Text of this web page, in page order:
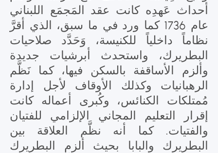
أحداث عَهدِه كانت عقد المَجمَع اللبناني
عام 1736 كما ورد في ما سبق، الذي أقرَّ
نظاماً داخلياً للكنيسة، وَحَدَّد صلاحيات
البطريرك، واستحدث أبرشيات جديدة
وألزم الأساقفة بالسكن فيها، كما نَظَّم
الرهبانيات وكذلك الأوقاف لأجل إدارة
مُمتلكات الكنائس، وكُبرى أعماله كانت
إقرار التعليم المجاني الإلزامي للفتيان
والفتيات. كما أنه نظَّم العلاقة بين
البطريرك والبابا بحيث ألزم البطريرك